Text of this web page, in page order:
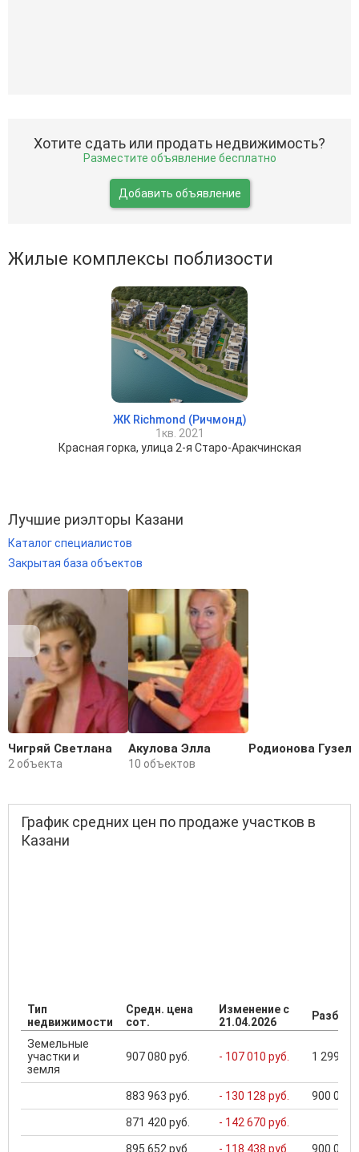
Хотите сдать или продать недвижимость?
Разместите объявление бесплатно
Добавить объявление
Жилые комплексы поблизости
ЖК Richmond (Ричмонд)
1кв. 2021
Красная горка, улица 2-я Старо-Аракчинская
Лучшие риэлторы Казани
Каталог специалистов
Закрытая база объектов
Чигряй Светлана
2 объекта
Акулова Элла
10 объектов
Родионова Гузель
График средних цен по продаже участков в
Казани
Тип
недвижимости
Средн. цена
сот.
Изменение с
21.04.2026
Земельные
участки и
земля
907 080 руб. - 107 010 руб. 1 299
883 963 руб. - 130 128 руб. 900 000
871 420 руб. - 142 670 руб.
895 652 руб. - 118 438 руб. 900 000